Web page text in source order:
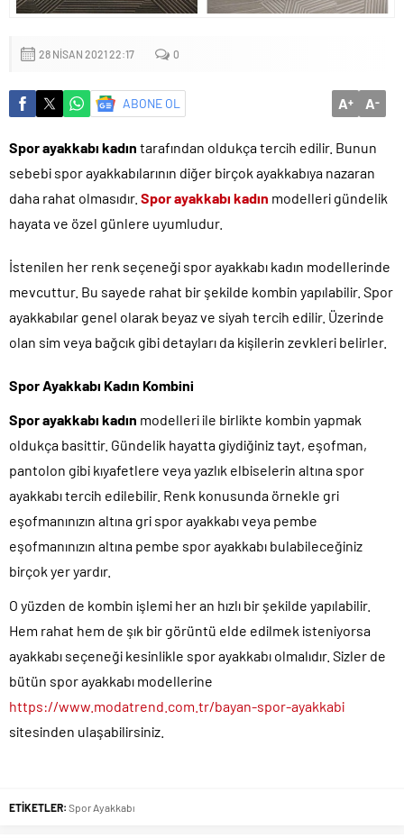
28 NISAN 2021 22:17 0
ABONE OL A+ A-
Spor ayakkabı kadın tarafından oldukça tercih edilir. Bunun
sebebi spor ayakkabılarının diğer birçok ayakkabıya nazaran
daha rahat olmasıdır. Spor ayakkabı kadın modelleri gündelik
hayata ve özel günlere uyumludur.
İstenilen her renk seçeneği spor ayakkabı kadın modellerinde
mevcuttur. Bu sayede rahat bir şekilde kombin yapılabilir. Spor
ayakkabılar genel olarak beyaz ve siyah tercih edilir. Üzerinde
olan sim veya bağcık gibi detayları da kişilerin zevkleri belirler.
Spor Ayakkabı Kadın Kombini
Spor ayakkabı kadın modelleri ile birlikte kombin yapmak
oldukça basittir. Gündelik hayatta giydiğiniz tayt, eşofman,
pantolon gibi kıyafetlere veya yazlık elbiselerin altına spor
ayakkabı tercih edilebilir. Renk konusunda örnekle gri
eşofmanınızın altına gri spor ayakkabı veya pembe
eşofmanınızın altına pembe spor ayakkabı bulabileceğiniz
birçok yer yardır.
O yüzden de kombin işlemi her an hızlı bir şekilde yapılabilir.
Hem rahat hem de şık bir görüntü elde edilmek isteniyorsa
ayakkabı seçeneği kesinlikle spor ayakkabı olmalıdır. Sizler de
bütün spor ayakkabı modellerine
https://www.modatrend.com.tr/bayan-spor-ayakkabi
sitesinden ulaşabilirsiniz.
ETİKETLER: Spor Ayakkabı